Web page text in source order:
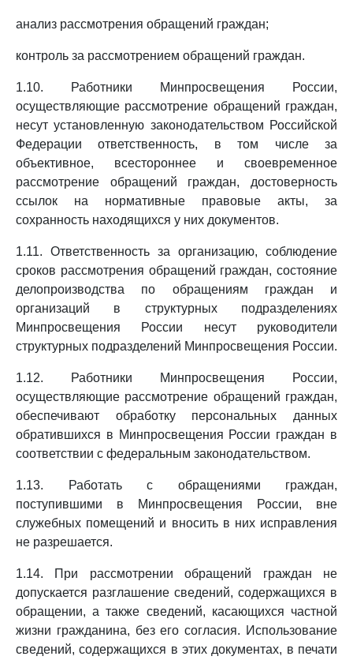
анализ рассмотрения обращений граждан;
контроль за рассмотрением обращений граждан.
1.10. Работники Минпросвещения России,
осуществляющие рассмотрение обращений граждан,
несут установленную законодательством Российской
Федерации ответственность, в том числе за
объективное, всестороннее и своевременное
рассмотрение обращений граждан, достоверность
ссылок на нормативные правовые акты, за
сохранность находящихся у них документов.
1.11. Ответственность за организацию, соблюдение
сроков рассмотрения обращений граждан, состояние
делопроизводства по обращениям граждан и
организаций в структурных подразделениях
Минпросвещения России несут руководители
структурных подразделений Минпросвещения России.
1.12. Работники Минпросвещения России,
осуществляющие рассмотрение обращений граждан,
обеспечивают обработку персональных данных
обратившихся в Минпросвещения России граждан в
соответствии с федеральным законодательством.
1.13. Работать с обращениями граждан,
поступившими в Минпросвещения России, вне
служебных помещений и вносить в них исправления
не разрешается.
1.14. При рассмотрении обращений граждан не
допускается разглашение сведений, содержащихся в
обращении, а также сведений, касающихся частной
жизни гражданина, без его согласия. Использование
сведений, содержащихся в этих документах, в печати